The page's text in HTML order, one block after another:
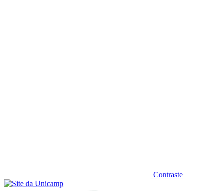
Contraste